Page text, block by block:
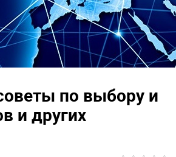
по выбору и
и других